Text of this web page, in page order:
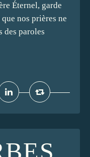
Éternel, garde
nos prières ne
des paroles